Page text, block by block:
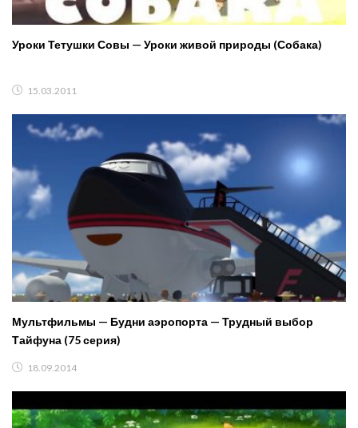
Уроки Тетушки Совы — Уроки живой природы (Собака)
15.03.2011
Мультфильмы — Будни аэропорта — Трудный выбор
Тайфуна (75 серия)
18.09.2014